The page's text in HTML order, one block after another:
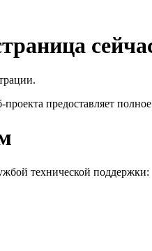
проекта предоставляет
технической поддержки: